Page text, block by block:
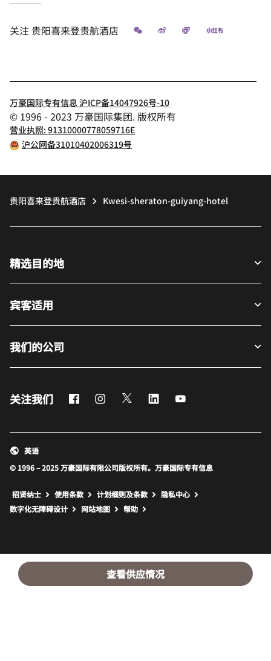
查看供应情况
关注 贵阳喜来登贵航酒店 微信 微博 飞猪 小红书
万豪国际专有信息 沪ICP备14047926号-10
© 1996 - 2023 万豪国际集团. 版权所有
营业执照: 91310000778059716E
沪公网备31010402006319号
贵阳喜来登贵航酒店 Kwesi-sheraton-guiyang-hotel
精选目的地
宾客适用
我们的公司
关注我们 FacebookInstagram
Twitter LinkedIn
© 1996 – 2025 万豪国际有限公司版权所有。万豪国际专有信息
英语
招贤纳士 使用条款 计划细则及条款
隐私中心
数字化无障碍设计
网站地图 打开新窗口
帮助